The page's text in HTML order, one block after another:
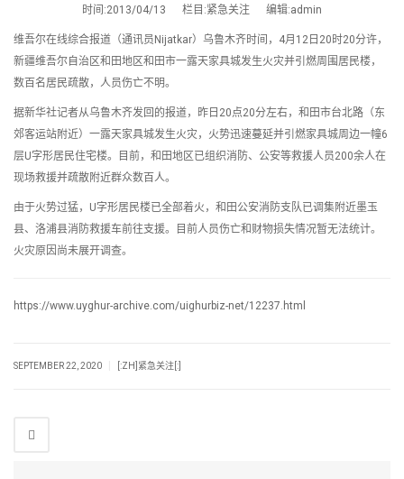
时间:2013/04/13 栏目:紧急关注 编辑:admin
维吾尔在线综合报道（通讯员Nijatkar）乌鲁木齐时间，4月12日20时20分许，
新疆维吾尔自治区和田地区和田市一露天家具城发生火灾并引燃周围居民楼，
数百名居民疏散，人员伤亡不明。
据新华社记者从乌鲁木齐发回的报道，昨日20点20分左右，和田市台北路（东
郊客运站附近）一露天家具城发生火灾，火势迅速蔓延并引燃家具城周边一幢6
层U字形居民住宅楼。目前，和田地区已组织消防、公安等救援人员200余人在
现场救援并疏散附近群众数百人。
由于火势过猛，U字形居民楼已全部着火，和田公安消防支队已调集附近墨玉
县、洛浦县消防救援车前往支援。目前人员伤亡和财物损失情况暂无法统计。
火灾原因尚未展开调查。
https://www.uyghur-archive.com/uighurbiz-net/12237.html
SEPTEMBER 22, 2020 [:ZH]紧急关注[:]